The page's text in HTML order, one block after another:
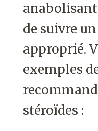
de suivre
approprié.
exemples
stéroïdes :